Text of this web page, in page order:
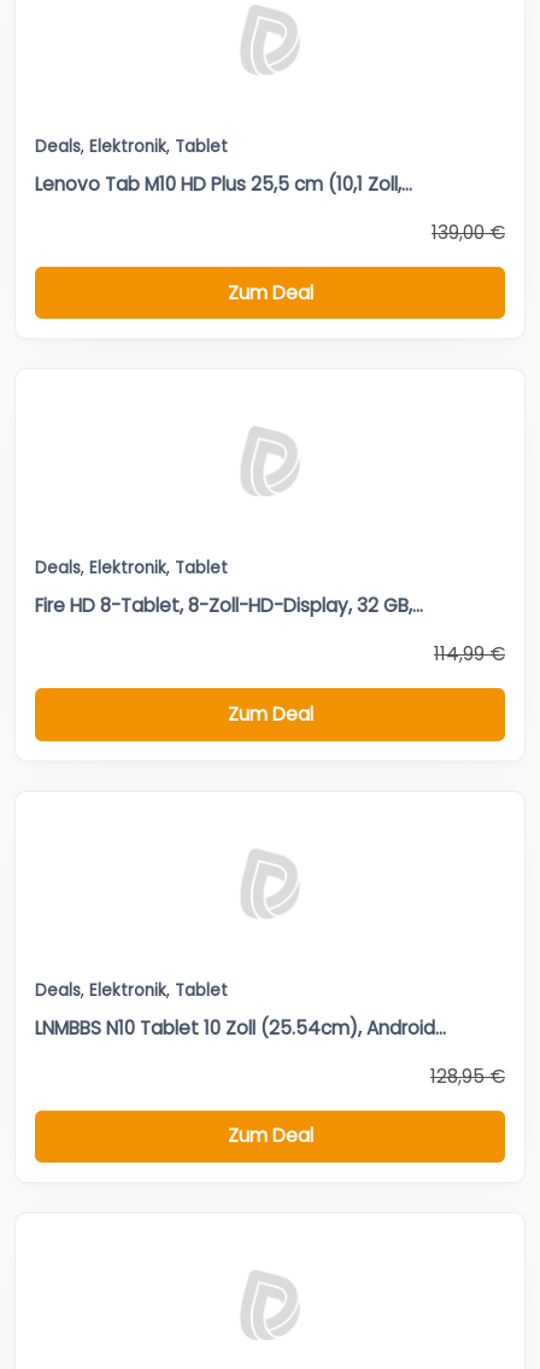
Deals, Elektronik, Tablet
Lenovo Tab M10 HD Plus 25,5 cm (10,1 Zoll,...
139,00 €
Zum Deal
Deals, Elektronik, Tablet
Fire HD 8-Tablet, 8-Zoll-HD-Display, 32 GB,...
114,99 €
Zum Deal
Deals, Elektronik, Tablet
LNMBBS N10 Tablet 10 Zoll (25.54cm), Android...
128,95 €
Zum Deal